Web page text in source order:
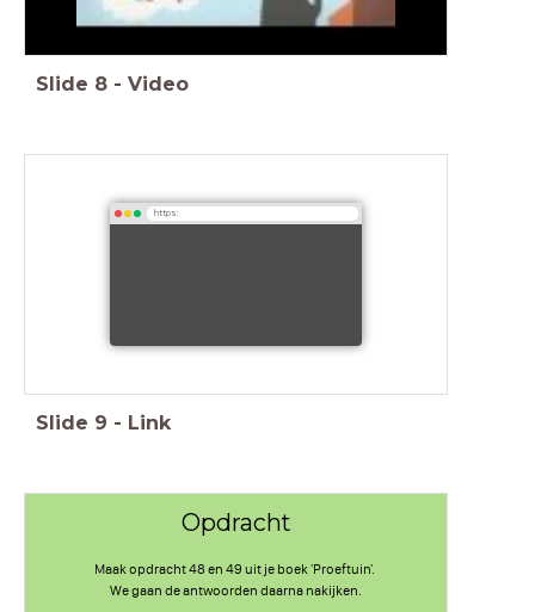
Slide 8 - Video
https:
Slide 9 - Link
Opdracht
Maak opdracht 48 en 49 uit je boek 'Proeftuin'.
We gaan de antwoorden daarna nakijken.